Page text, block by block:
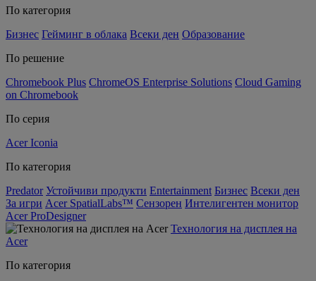
По категория
Бизнес Гейминг в облака Всеки ден Образование
По решение
Chromebook Plus ChromeOS Enterprise Solutions Cloud Gaming
on Chromebook
По серия
Acer Iconia
По категория
Predator Устойчиви продукти Entertainment Бизнес Всеки ден
За игри Acer SpatialLabs™ Сензорен Интелигентен монитор
Acer ProDesigner
Технология на дисплея на
Acer
По категория